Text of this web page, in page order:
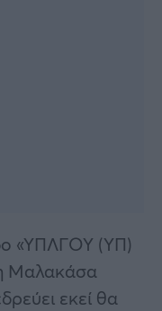
«ΥΠΛΓΟΥ (ΥΠ)
Μαλακάσα
εκεί θα